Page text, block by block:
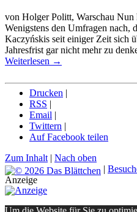
von Holger Politt, Warschau Nun
Wenigstens den Umfragen nach,
Kaczyńskis seit einiger Zeit sich
Jahresfrist gar nicht mehr zu
Weiterlesen →
Drucken |
RSS |
Email |
Twittern |
Auf Facebook teilen
Zum Inhalt | Nach oben
|
Anzeige